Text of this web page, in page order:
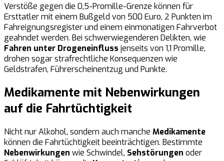
Verstöße gegen die 0,5-Promille-Grenze können für
Ersttatler mit einem Bußgeld von 500 Euro, 2 Punkten im
Fahreignungsregister und einem einmonatigen Fahrverbot
geahndet werden. Bei schwerwiegenderen Delikten, wie
Fahren unter Drogeneinfluss jenseits von 1,1 Promille,
drohen sogar strafrechtliche Konsequenzen wie
Geldstrafen, Führerscheinentzug und Punkte.
Medikamente mit Nebenwirkungen
auf die Fahrtüchtigkeit
Nicht nur Alkohol, sondern auch manche Medikamente
können die Fahrtüchtigkeit beeinträchtigen. Bestimmte
Nebenwirkungen wie Schwindel, Sehstörungen oder